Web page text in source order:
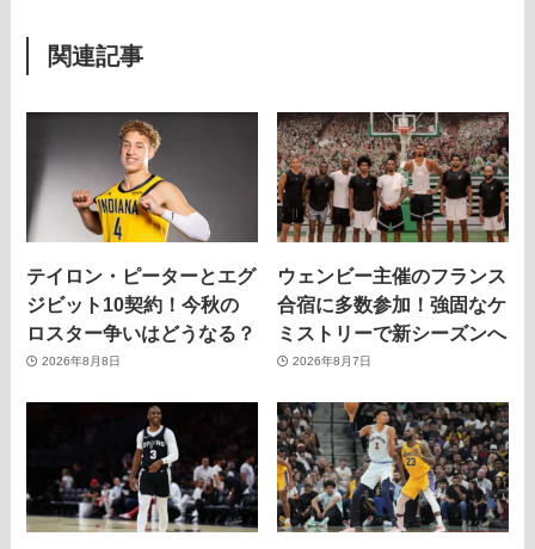
関連記事
テイロン・ピーターとエグ
ジビット10契約！今秋の
ロスター争いはどうなる？
2026年8月8日
ウェンビー主催のフランス
合宿に多数参加！強固なケ
ミストリーで新シーズンへ
2026年8月7日